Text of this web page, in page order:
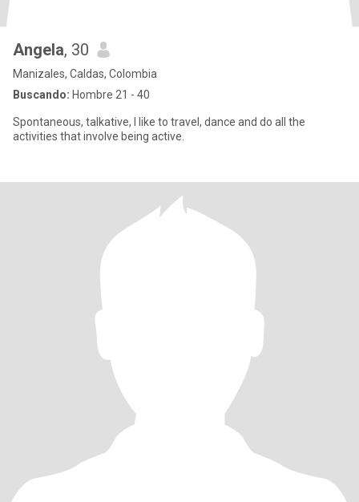
Angela, 30
Manizales, Caldas, Colombia
Buscando: Hombre 21 - 40
Spontaneous, talkative, I like to travel, dance and do all the
activities that involve being active.